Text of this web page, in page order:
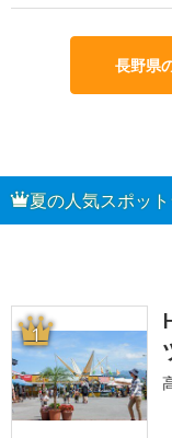
長野県
夏の人気スポッ
1